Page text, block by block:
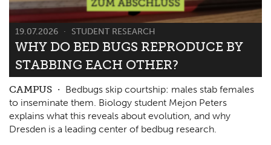
19.07.2026 STUDENT RESEARCH
WHY DO BED BUGS REPRODUCE BY
STABBING EACH OTHER?
CAMPUS
Bedbugs skip courtship: males stab females
to inseminate them. Biology student Mejon Peters
explains what this reveals about evolution, and why
Dresden is a leading center of bedbug research.